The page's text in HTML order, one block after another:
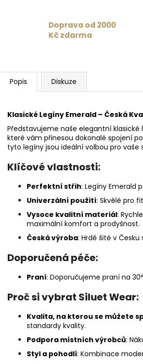
Doprava od 2000
Kč zdarma
Popis Diskuze
Klasické Legíny Emerald – Česká
Představujeme naše elegantní klasické
které vám přinesou dokonalé spojení
tyto legíny jsou ideální volbou pro
Klíčové vlastnosti:
Perfektní střih: Legíny Emerald
Univerzální použití: Skvělé pro
Vysoce kvalitní materiál:
maximální komfort a prodyšnost.
Česká výroba: Hrdě šité v
Doporučená péče:
Praní: Doporučujeme praní na
Proč si vybrat Siluet Wear:
Kvalita, na kterou se můžete
standardy kvality.
Podpora místních výrobců:
Styl a pohodlí: Kombinace